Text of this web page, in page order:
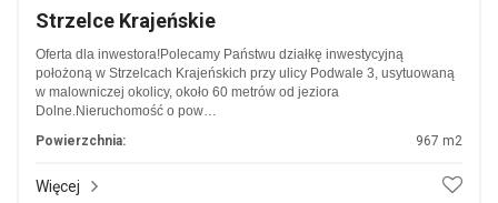
Strzelce Krajeńskie
Oferta dla inwestora!Polecamy Państwu działkę inwestycyjną
położoną w Strzelcach Krajeńskich przy ulicy Podwale 3, usytuowaną
w malowniczej okolicy, około 60 metrów od jeziora
Dolne.Nieruchomość o pow…
Powierzchnia:
967 m2
Więcej